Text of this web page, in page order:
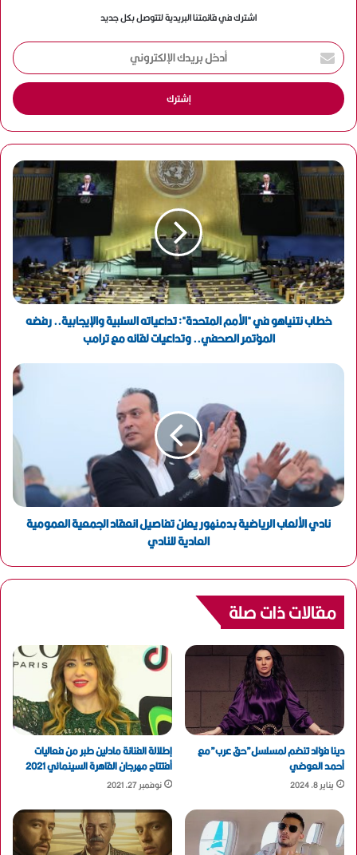
اشترك في قائمتنا البريدية لتتوصل بكل جديد
أ
د
خ
ل
ر
د
ك
ا
ل
إ
ل
ك
ت
ر
خطاب نتنياهو في "الأمم المتحدة": تداعياته السلبية والإيجابية.. رفضه
المؤتمر الصحفي.. وتداعيات لقائه مع ترامب
نادي الألعاب الرياضية بدمنهور يعلن تفاصيل انعقاد الجمعية العمومية
العادية للنادي
مقالات ذات صلة
دينا فؤاد تنضم لمسلسل”حق عرب”مع
أحمد العوضي
يناير 8, 2024
إطلالة الفنانة مادلين طبر من فعاليات
أفتتاح مهرجان القاهرة السينمائي 2021
نوفمبر 27, 2021